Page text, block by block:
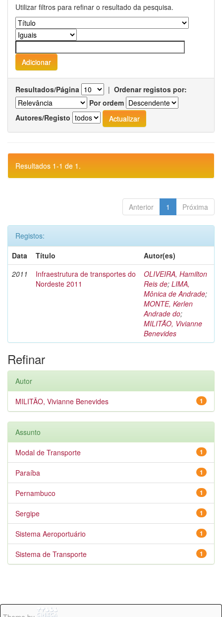
Utilizar filtros para refinar o resultado da pesquisa.
Resultados/Página | Ordenar registos por:
Por ordem
Autores/Registo
Resultados 1-1 de 1.
Anterior 1 Próxima
Registos:
Data
Título
Autor(es)
2011
Infraestrutura de transportes do
Nordeste 2011
OLIVEIRA, Hamilton
Reis de; LIMA,
Mônica de Andrade;
MONTE, Kerlen
Andrade do;
MILITÃO, Vivianne
Benevides
Refinar
Autor
1
MILITÃO, Vivianne Benevides
Assunto
1
Modal de Transporte
1
Paraíba
1
Pernambuco
1
Sergipe
1
Sistema Aeroportuário
1
Sistema de Transporte